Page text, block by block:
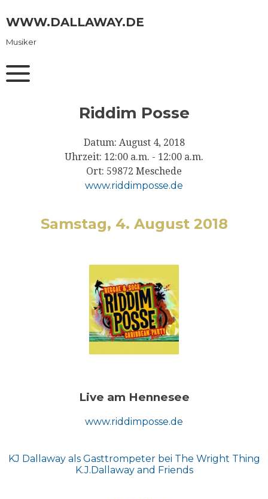
to
content
WWW.DALLAWAY.DE
Musiker
Riddim Posse
Datum: August 4, 2018
Uhrzeit: 12:00 a.m. - 12:00 a.m.
Ort: 59872 Meschede
www.riddimposse.de
Samstag, 4. August 2018
Live am Hennesee
www.riddimposse.de
Beitragsnavigation
KJ Dallaway als Gasttrompeter bei The Wright Thing
K.J.Dallaway and Friends